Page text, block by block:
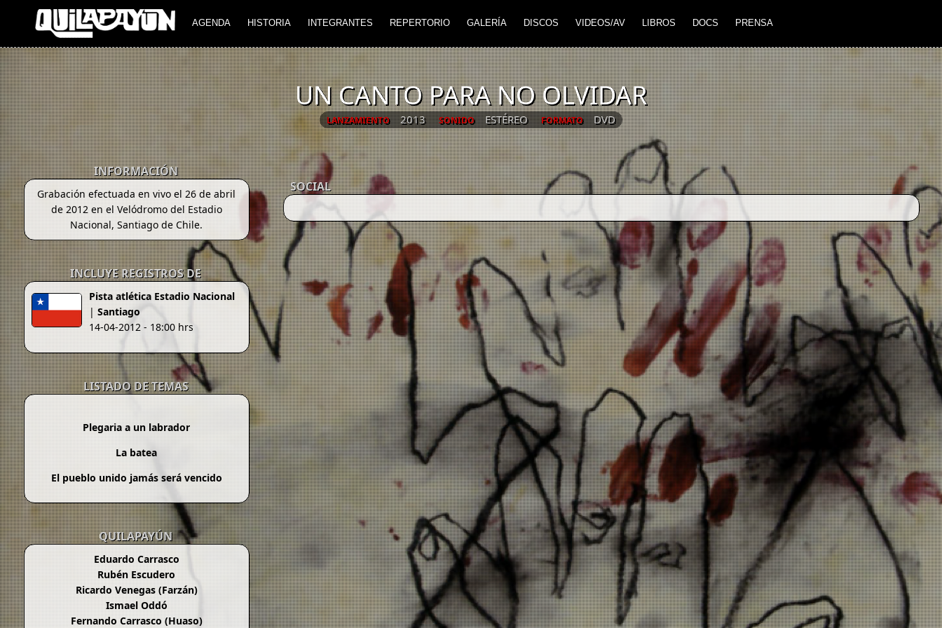
AGENDA HISTORIA INTEGRANTES REPERTORIO GALERÍA DISCOS VIDEOS/AV LIBROS DOCS PRENSA
UN CANTO PARA NO OLVIDAR
LANZAMIENTO 2013 SONIDO ESTÉREO FORMATO DVD
INFORMACIÓN
Grabación efectuada en vivo el 26 de abril
de 2012 en el Velódromo del Estadio
Nacional, Santiago de Chile.
INCLUYE REGISTROS DE
Pista atlética Estadio Nacional
|Santiago
14-04-2012 - 18:00 hrs
LISTADO DE TEMAS
Plegaria a un labrador
La batea
El pueblo unido jamás será vencido
QUILAPAYÚN
Eduardo Carrasco
Rubén Escudero
Ricardo Venegas (Farzán)
Ismael Oddó
Fernando Carrasco (Huaso)
SOCIAL